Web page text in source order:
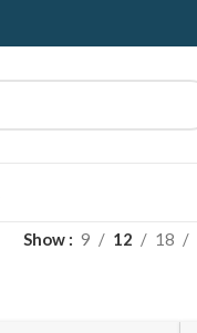
Show 9 12 18